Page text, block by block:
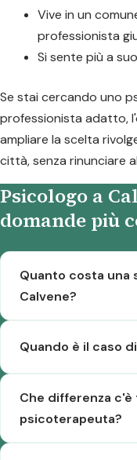
Vive in un
professionista
Si sente più a
Se stai cercando uno
professionista adatto,
ampliare la scelta
città, senza rinunciare
Psicologo a
domande più
Quanto costa una
Calvene?
Quando è il caso
Che differenza
psicoterapeuta?